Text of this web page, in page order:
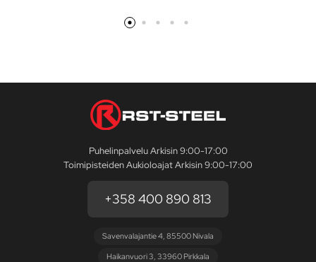
Puhelinpalvelu Arkisin 9:00-17:00
Toimipisteiden Aukioloajat Arkisin 9:00-17:00
+358 400 890 813
Savenvalajantie 4, 85500 Nivala
Haikanvuori 3, 33960 Pirkkala